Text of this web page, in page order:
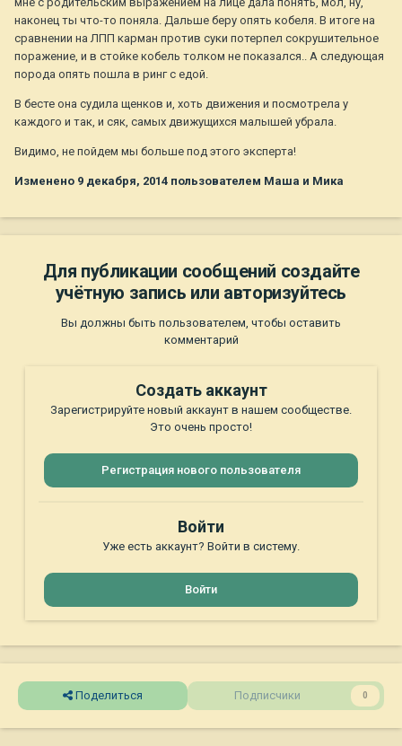
наконец ты что-то поняла. Дальше беру опять кобеля. В итоге на
сравнении на ЛПП карман против суки потерпел сокрушительное
поражение, и в стойке кобель толком не показался.. А следующая
порода опять пошла в ринг с едой.
В бесте она судила щенков и, хоть движения и посмотрела у
каждого и так, и сяк, самых движущихся малышей убрала.
Видимо, не пойдем мы больше под этого эксперта!
Изменено 9 декабря, 2014 пользователем Маша и Мика
Для публикации сообщений создайте
учётную запись или авторизуйтесь
Вы должны быть пользователем, чтобы оставить
комментарий
Создать аккаунт
Зарегистрируйте новый аккаунт в нашем сообществе.
Это очень просто!
Регистрация нового пользователя
Войти
Уже есть аккаунт? Войти в систему.
Войти
Поделиться Подписчики 0